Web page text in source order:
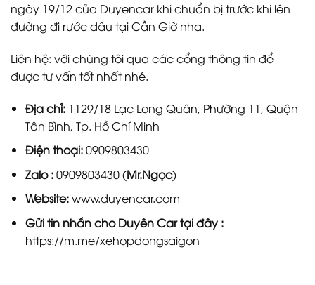
ngày 19/12 của Duyencar khi chuẩn bị trước khi lên
đường đi rước dâu tại Cần Giờ nha.
Liên hệ: với chúng tôi qua các cổng thông tin để
được tư vấn tốt nhất nhé.
Địa chỉ: 1129/18 Lạc Long Quân, Phường 11, Quận
Tân Bình, Tp. Hồ Chí Minh
Điện thoại:0909803430
Zalo :0909803430 (Mr.Ngọc)
Website:www.duyencar.com
Gửi tin nhắn choDuyên Cartại đây :
https://m.me/xehopdongsaigon